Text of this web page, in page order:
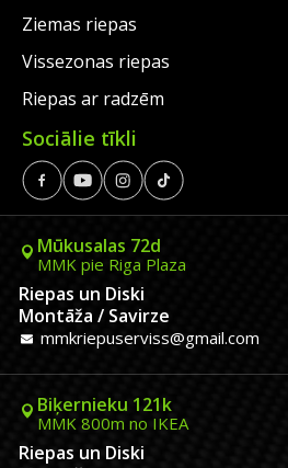
Ziemas riepas
Vissezonas riepas
Riepas ar radzēm
Sociālie tīkli
Mūkusalas 72d
MMK pie Riga Plaza
Riepas un Diski
Montāža / Savirze
mmkriepuserviss@gmail.com
Biķernieku 121k
MMK 800m no IKEA
Riepas un Diski